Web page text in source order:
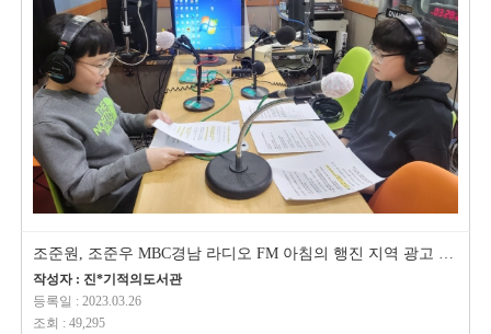
조준원, 조준우 MBC경남 라디오 FM 아침의 행진 지역 광고 녹음했습니다.^^
작성자 : 진*기적의도서관
등록일 : 2023.03.26
조회 : 49,295